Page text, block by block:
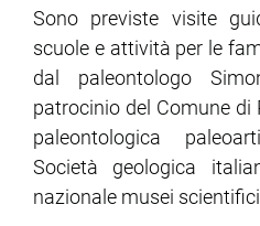
Sono previste visite
scuole e attività per le
dal paleontologo
patrocinio del Comune di
paleontologica
Società geologica
nazionale musei